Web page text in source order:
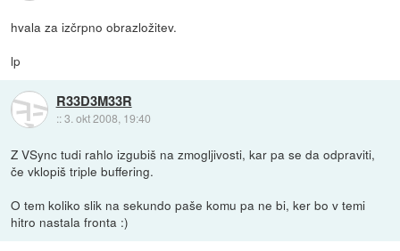
hvala za izčrpno obrazložitev.
lp
R33D3M33R
::3. okt 2008, 19:40
Z VSync tudi rahlo izgubiš na zmogljivosti, kar pa se da odpraviti,
če vklopiš triple buffering.
O tem koliko slik na sekundo paše komu pa ne bi, ker bo v temi
hitro nastala fronta :)